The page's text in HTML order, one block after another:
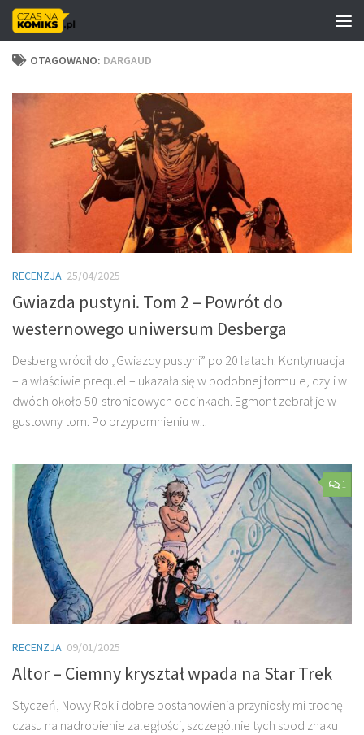
Skip to content
OTAGOWANO: DARGAUD
RECENZJA 25/04/2025
Gwiazda pustyni. Tom 2 – Powrót do
westernowego uniwersum Desberga
Desberg wrócił do „Gwiazdy pustyni” po 20 latach. Kontynuacja
– a właściwie prequel – ukazała się w podobnej formule, czyli w
dwóch około 50-stronicowych odcinkach. Egmont zebrał je w
gustowny tom. Po przypomnieniu w...
1
RECENZJA 09/01/2025
Altor – Ciemny kryształ wpada na Star Trek
Styczeń, Nowy Rok i dobre postanowienia przyniosły mi trochę
czasu na nadrobienie zaległości, szczególnie tych spod znaku